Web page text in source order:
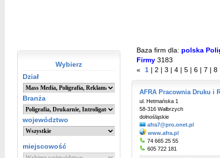
Wybierz
Dział
Branża
województwo
miejscowość
Baza firm dla: polska
Firmy 3183
«
1 2 3 4 5 6 7 8
AFRA Pracownia Druku i
ul. Hetmańska 1
58-316 Wałbrzych
dolnośląskie
afra7@pro.onet.pl
www.afra.pl
74 665 25 55
605 722 181